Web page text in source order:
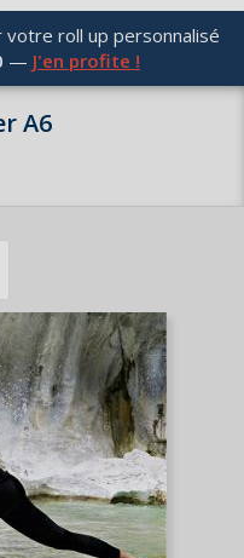
votre roll up personnalisé
— J'en profite !
A6